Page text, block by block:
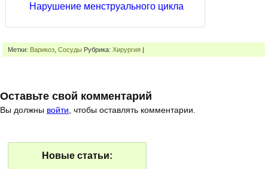
Нарушение менструального цикла
Метки: Варикоз Сосуды Рубрика: Хирургия |
Оставьте свой комментарий
Вы должны войти , чтобы оставлять комментарии.
Новые статьи: